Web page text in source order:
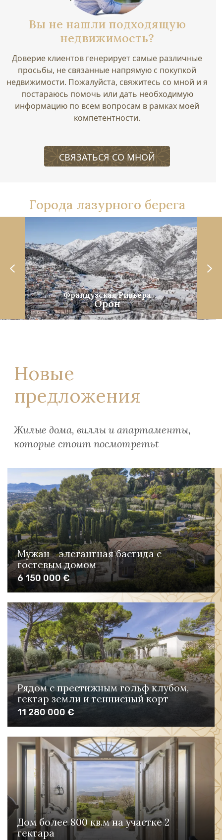
Вы не нашли подходящую
недвижимость?
Доверие клиентов генерирует самые различные
просьбы, не связанные напрямую с покупкой
недвижимости. Пожалуйста, свяжитесь со мной и я
постараюсь помочь или дать необходимую
информацию по всем вопросам в рамках моей
компетентности.
СВЯЗАТЬСЯ СО МНОЙ
Города лазурного берега
Орон
Французская Ривьера
Новые
предложения
Жилые дома, виллы и апартаменты,
которые стоит посмотретьt
Мужан - элегантная бастида с
гостевым домом
6 150 000 €
Рядом с престижным гольф клубом,
гектар земли и теннисный корт
11 280 000 €
Дом более 800 кв.м на участке 2
гектара